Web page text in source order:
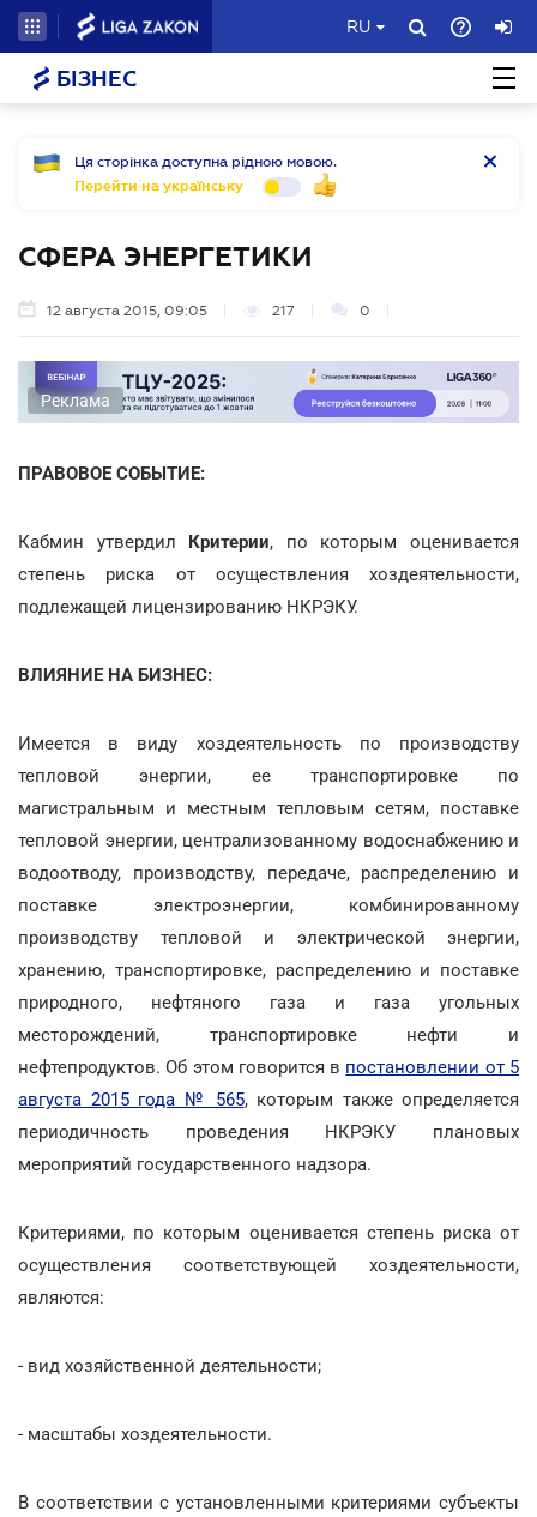
RU
БІЗНЕС
Ця сторінка доступна рідною мовою.
Перейти на українську
СФЕРА ЭНЕРГЕТИКИ
12 августа 2015, 09:05 217 0
Реклама
ПРАВОВОЕ СОБЫТИЕ:
Кабмин утвердил Критерии, по которым оценивается
степень риска от осуществления хоздеятельности,
подлежащей лицензированию НКРЭКУ.
ВЛИЯНИЕ НА БИЗНЕС:
Имеется в виду хоздеятельность по производству
тепловой энергии, ее транспортировке по
магистральным и местным тепловым сетям, поставке
тепловой энергии, централизованному водоснабжению и
водоотводу, производству, передаче, распределению и
поставке электроэнергии, комбинированному
производству тепловой и электрической энергии,
хранению, транспортировке, распределению и поставке
природного, нефтяного газа и газа угольных
месторождений, транспортировке нефти и
нефтепродуктов. Об этом говорится в постановлении от 5
августа 2015 года № 565, которым также определяется
периодичность проведения НКРЭКУ плановых
мероприятий государственного надзора.
Критериями, по которым оценивается степень риска от
осуществления соответствующей хоздеятельности,
являются:
- вид хозяйственной деятельности;
- масштабы хоздеятельности.
В соответствии с установленными критериями субъекты